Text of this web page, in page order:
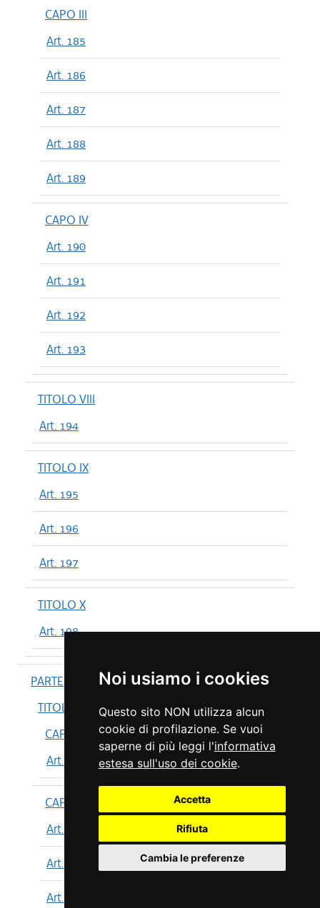
Noi usiamo i cookies
Questo sito NON utilizza alcun
cookie di profilazione. Se vuoi
saperne di più leggi l'informativa
estesa sull'uso dei cookie.
Accetta
Rifiuta
Cambia le preferenze
CAPO III
Art. 185
Art. 186
Art. 187
Art. 188
Art. 189
CAPO IV
Art. 190
Art. 191
Art. 192
Art. 193
TITOLO VIII
Art. 194
TITOLO IX
Art. 195
Art. 196
Art. 197
TITOLO X
Art. 198
PARTE IV
TITOLO I
CAPO I
Art. 199
CAPO II
Art. 200
Art. 201
Art. 202